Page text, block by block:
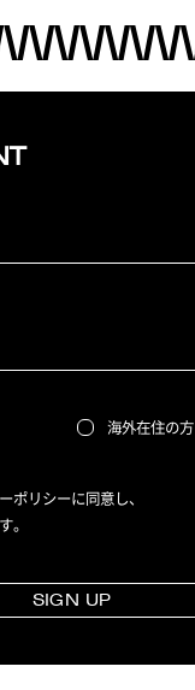
海外在住の方
リシーに同意し、
。
SIGN UP